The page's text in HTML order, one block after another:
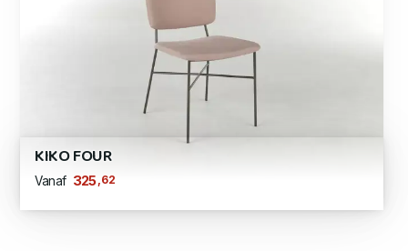
KIKO FOUR
Vanaf 325,62